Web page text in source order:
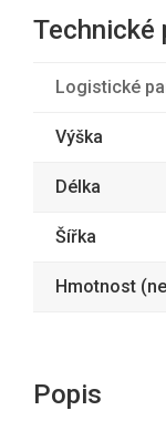
Technické
Logistické
Výška
Délka
Šířka
Hmotnost
Popis